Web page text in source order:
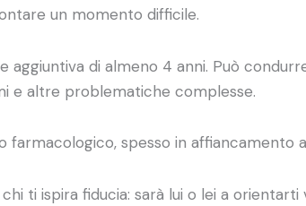
un momento difficile.
aggiuntiva di almeno 4 anni. Può
e altre problematiche complesse.
spesso in affiancamento
ti ispira fiducia: sarà lui o lei a